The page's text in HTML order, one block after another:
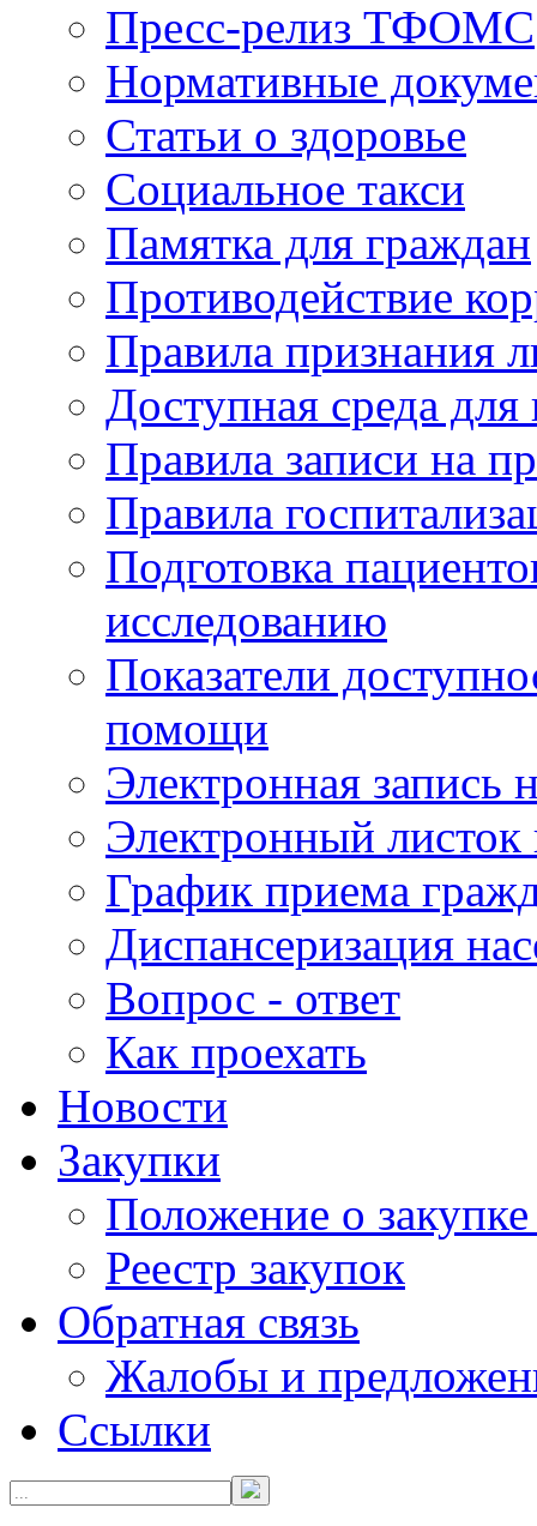
Пресс-релиз ТФОМС
Нормативные
Статьи о здоровье
Социальное такси
Памятка для граждан
Противодействие
Правила признания
Доступная среда для
Правила записи на
Правила
Подготовка
исследованию
Показатели
помощи
Электронная запись
Электронный листок
График приема
Диспансеризация
Вопрос - ответ
Как проехать
Новости
Закупки
Положение о
Реестр закупок
Обратная связь
Жалобы и
Ссылки